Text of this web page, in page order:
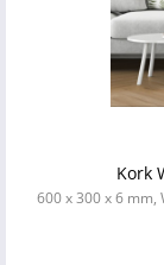
Kork
600 x 300 x 6